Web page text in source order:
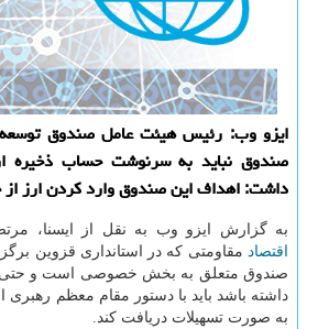
ایزو وب: رئیس هیئت عامل صندوق توسعه
صندوق نباید به سرنوشت حساب ذخیره
داشت: اهداف این صندوق وارد كردن ارز
به گزارش ایزو وب به نقل از ایسنا،
اقتصاد مقاومتی كه در استانداری قزوین
صندوق متعلق به بخش خصوصی است و حتی
داشته باشد باید با دستور مقام معظم رهبری
به صورت تسهیلات دریافت كند.